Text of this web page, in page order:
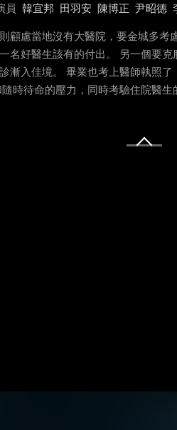
員 韓宜邦 田羽安 陳博正 尹昭德
顧慮當地沒有大醫院，要金城多
名好醫生該有的付出。 另一個要
漸入佳境。 畢業也考上醫師執照
時待命的壓力，同時考驗住院醫